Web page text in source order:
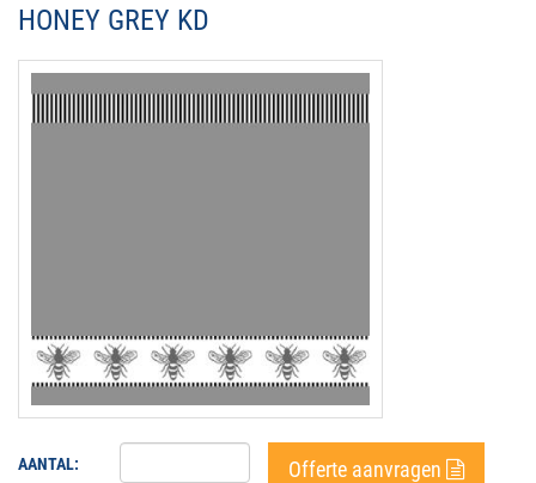
HONEY GREY KD
AANTAL: Offerte aanvragen